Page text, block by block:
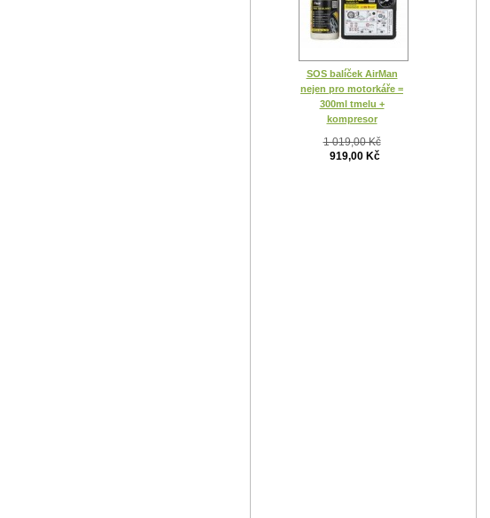
SOS balíček AirMan
nejen pro motorkáře =
300ml tmelu +
kompresor
1 019,00 Kč
919,00 Kč